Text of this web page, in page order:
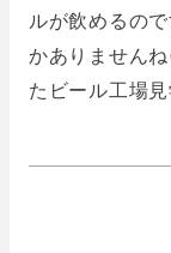
ルが飲めるの
かありません
たビール工場